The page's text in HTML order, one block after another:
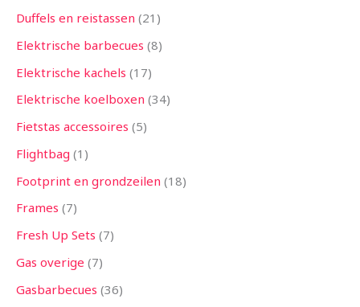
Duffels en reistassen 21
Elektrische barbecues 8
Elektrische kachels 17
Elektrische koelboxen 34
Fietstas accessoires 5
Flightbag 1
Footprint en grondzeilen 18
Frames 7
Fresh Up Sets 7
Gas overige 7
Gasbarbecues 36